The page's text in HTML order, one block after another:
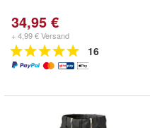
34,95 €
+ 4,99 € Versand
16